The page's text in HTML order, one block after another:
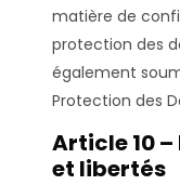
matière de
protection des
également
Protection des
Article 10
et libertés